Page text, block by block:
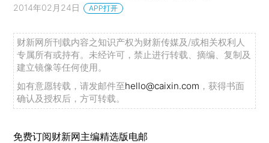
2014年02月24日 APP打开
财新网所刊载内容之知识产权为财新传媒及/或相关权利人
专属所有或持有。未经许可，禁止进行转载、摘编、复制及
建立镜像等任何使用。
如有意愿转载，请发邮件至hello@caixin.com ，获得书面
确认及授权后，方可转载。
免费订阅财新网主编精选版电邮